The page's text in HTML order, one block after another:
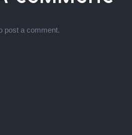
post a comment.